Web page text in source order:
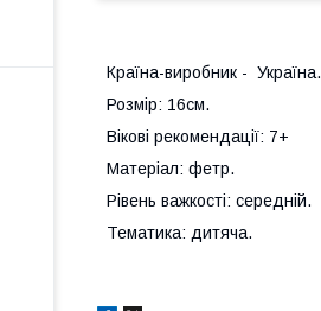
Країна-виробник - Україна.
Розмір: 16см.
Вікові рекомендації: 7+
Матеріал: фетр.
Рівень важкості: середній.
Тематика: дитяча.